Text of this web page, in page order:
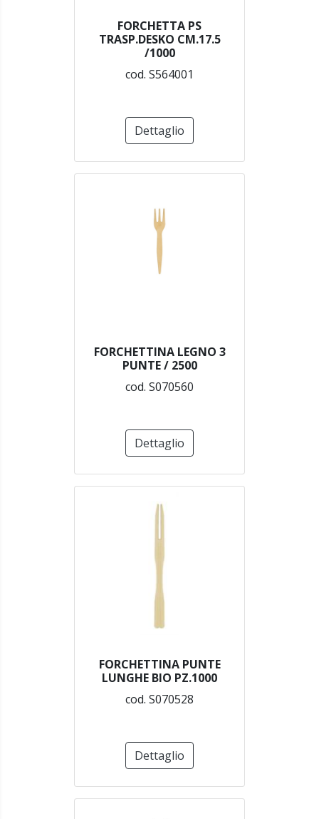
FORCHETTA PS
TRASP.DESKO CM.17.5
/1000
cod. S564001
Dettaglio
FORCHETTINA LEGNO 3
PUNTE / 2500
cod. S070560
Dettaglio
FORCHETTINA PUNTE
LUNGHE BIO PZ.1000
cod. S070528
Dettaglio